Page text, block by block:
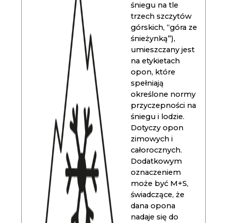
śniegu na tle
trzech szczytów
górskich, “góra ze
śnieżynką”),
umieszczany jest
na etykietach
opon, które
spełniają
określone normy
przyczepności na
śniegu i lodzie.
Dotyczy opon
zimowych i
całorocznych.
Dodatkowym
oznaczeniem
może być M+S,
świadczące, że
dana opona
nadaje się do